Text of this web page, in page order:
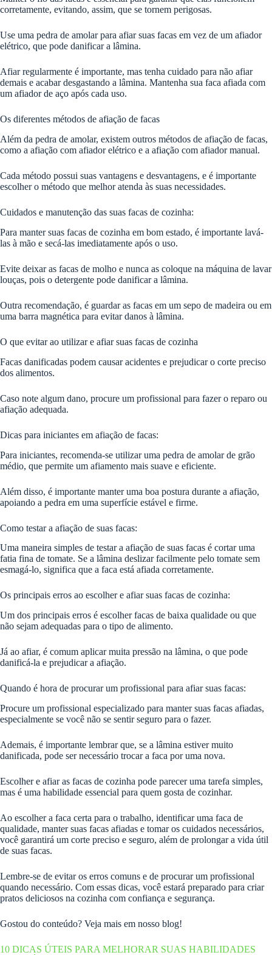
corretamente, evitando, assim, que se tornem perigosas.
Use uma pedra de amolar para afiar suas facas em vez de um afiador
elétrico, que pode danificar a lâmina.
Afiar regularmente é importante, mas tenha cuidado para não afiar
demais e acabar desgastando a lâmina. Mantenha sua faca afiada com
um afiador de aço após cada uso.
Os diferentes métodos de afiação de facas
Além da pedra de amolar, existem outros métodos de afiação de facas,
como a afiação com afiador elétrico e a afiação com afiador manual.
Cada método possui suas vantagens e desvantagens, e é importante
escolher o método que melhor atenda às suas necessidades.
Cuidados e manutenção das suas facas de cozinha:
Para manter suas facas de cozinha em bom estado, é importante lavá-
las à mão e secá-las imediatamente após o uso.
Evite deixar as facas de molho e nunca as coloque na máquina de lavar
louças, pois o detergente pode danificar a lâmina.
Outra recomendação, é guardar as facas em um sepo de madeira ou em
uma barra magnética para evitar danos à lâmina.
O que evitar ao utilizar e afiar suas facas de cozinha
Facas danificadas podem causar acidentes e prejudicar o corte preciso
dos alimentos.
Caso note algum dano, procure um profissional para fazer o reparo ou
afiação adequada.
Dicas para iniciantes em afiação de facas:
Para iniciantes, recomenda-se utilizar uma pedra de amolar de grão
médio, que permite um afiamento mais suave e eficiente.
Além disso, é importante manter uma boa postura durante a afiação,
apoiando a pedra em uma superfície estável e firme.
Como testar a afiação de suas facas:
Uma maneira simples de testar a afiação de suas facas é cortar uma
fatia fina de tomate. Se a lâmina deslizar facilmente pelo tomate sem
esmagá-lo, significa que a faca está afiada corretamente.
Os principais erros ao escolher e afiar suas facas de cozinha:
Um dos principais erros é escolher facas de baixa qualidade ou que
não sejam adequadas para o tipo de alimento.
Já ao afiar, é comum aplicar muita pressão na lâmina, o que pode
danificá-la e prejudicar a afiação.
Quando é hora de procurar um profissional para afiar suas facas:
Procure um profissional especializado para manter suas facas afiadas,
especialmente se você não se sentir seguro para o fazer.
Ademais, é importante lembrar que, se a lâmina estiver muito
danificada, pode ser necessário trocar a faca por uma nova.
Escolher e afiar as facas de cozinha pode parecer uma tarefa simples,
mas é uma habilidade essencial para quem gosta de cozinhar.
Ao escolher a faca certa para o trabalho, identificar uma faca de
qualidade, manter suas facas afiadas e tomar os cuidados necessários,
você garantirá um corte preciso e seguro, além de prolongar a vida útil
de suas facas.
Lembre-se de evitar os erros comuns e de procurar um profissional
quando necessário. Com essas dicas, você estará preparado para criar
pratos deliciosos na cozinha com confiança e segurança.
Gostou do conteúdo? Veja mais em nosso blog!
10 DICAS ÚTEIS PARA MELHORAR SUAS HABILIDADES